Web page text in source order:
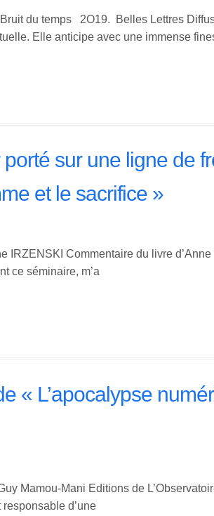
du temps 2O19. Belles Lettres
Elle anticipe avec une immense
sur une ligne de
et le sacrifice »
IRZENSKI Commentaire du livre
ce séminaire, m’a
« L’apocalypse
Mamou-Mani Editions de
responsable d’une